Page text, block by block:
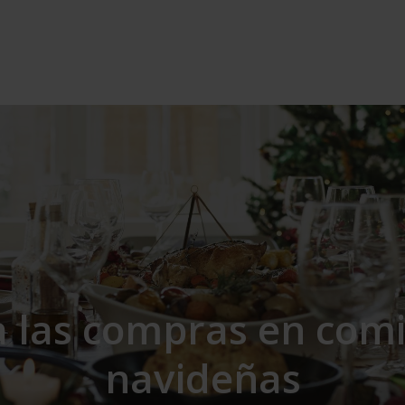
las compras en
navideñas